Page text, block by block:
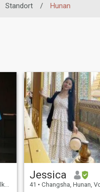
Standort / Hunan
Jessica
41 • Changsha, Hunan, Volksrep.